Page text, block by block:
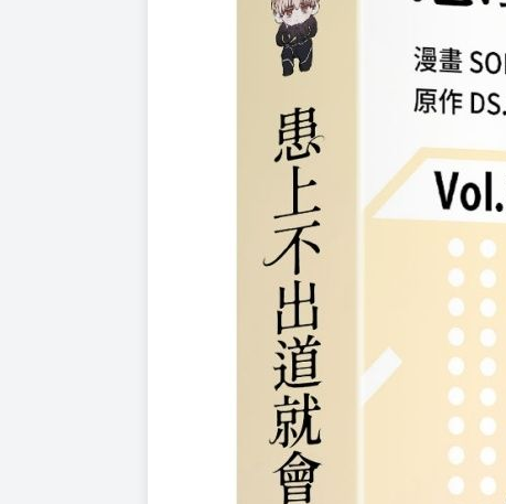
不出道就會死的柳建佑──不對，朴炆旲，
挑戰原與自己無緣的偶像之路，寫下屬於他的生存